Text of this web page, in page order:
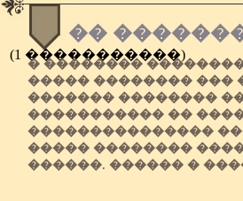
��
(1 �����������)
� ��������
����� �������� ���
������� ��������
����������� ��
���������������
����� ��������
������. ������ �